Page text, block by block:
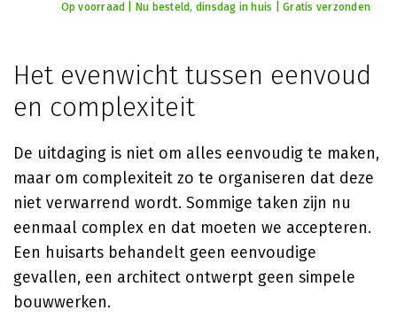
Op voorraad | Nu besteld, dinsdag in huis | Gratis verzonden
Het evenwicht tussen eenvoud
en complexiteit
De uitdaging is niet om alles eenvoudig te maken,
maar om complexiteit zo te organiseren dat deze
niet verwarrend wordt. Sommige taken zijn nu
eenmaal complex en dat moeten we accepteren.
Een huisarts behandelt geen eenvoudige
gevallen, een architect ontwerpt geen simpele
bouwwerken.